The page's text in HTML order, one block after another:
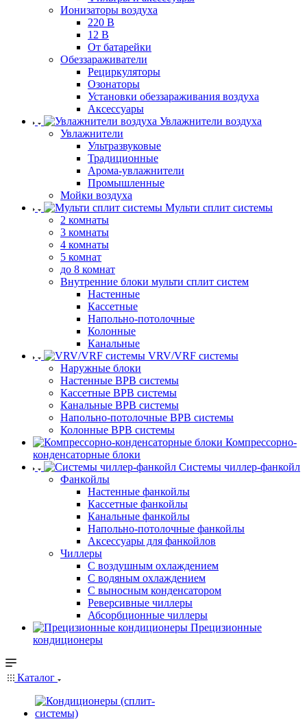
Ионизаторы воздуха
220 В
12 В
От батарейки
Обеззараживатели
Рециркуляторы
Озонаторы
Установки обеззараживания воздуха
Аксессуары
Увлажнители воздуха
Увлажнители
Ультразвуковые
Традиционные
Арома-увлажнители
Промышленные
Мойки воздуха
Мульти сплит системы
2 комнаты
3 комнаты
4 комнаты
5 комнат
до 8 комнат
Внутренние блоки мульти сплит систем
Настенные
Кассетные
Напольно-потолочные
Колонные
Канальные
VRV/VRF системы
Наружные блоки
Настенные ВРВ системы
Кассетные ВРВ системы
Канальные ВРВ системы
Напольно-потолочные ВРВ системы
Колонные ВРВ системы
Компрессорно-
конденсаторные блоки
Системы чиллер-фанкойл
Фанкойлы
Настенные фанкойлы
Кассетные фанкойлы
Канальные фанкойлы
Напольно-потолочные фанкойлы
Аксессуары для фанкойлов
Чиллеры
С воздушным охлаждением
С водяным охлаждением
С выносным конденсатором
Реверсивные чиллеры
Абсорбционные чиллеры
Прецизионные
кондиционеры
Каталог